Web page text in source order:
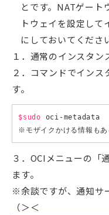
とです。NATゲート
トウェイを設定して
にしておいてくださ
１．通常のインスタン
２．コマンドでインス
す。
$sudo oci-metadata
３．OCIメニューの
ます。
※余談ですが、通知サ
（＞＜